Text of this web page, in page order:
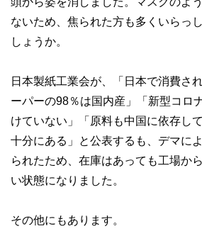
ないため、焦られた方も多くいらっ
しょうか。
日本製紙工業会が、「日本で消費さ
ーパーの98％は国内産」「新型コロ
けていない」「原料も中国に依存し
十分にある」と公表するも、デマに
られたため、在庫はあっても工場か
い状態になりました。
その他にもあります。